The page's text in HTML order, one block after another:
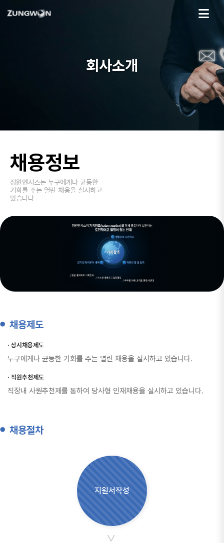
회사소개
채용정보
정원엔시스는 누구에게나 균등한
기회를 주는 열린 채용을 실시하고
있습니다
채용제도
상시채용제도
누구에게나 균등한 기회를 주는 열린 채용을 실시하고 있습니다.
직원추천제도
직장내 사원추천제를 통하여 당사형 인재채용을 실시하고 있습니다.
채용절차
지원서작성
>